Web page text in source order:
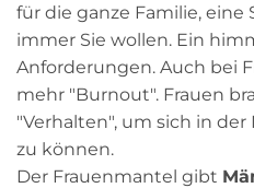
für die ganze Familie, eine
immer Sie wollen. Ein
Anforderungen. Auch bei
mehr "Burnout". Frauen
"Verhalten", um sich in
zu können.
Der Frauenmantel gibt